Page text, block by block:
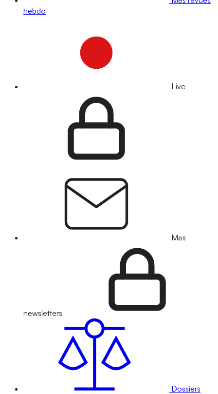
hebdo
Live
Mes
newsletters
Dossiers